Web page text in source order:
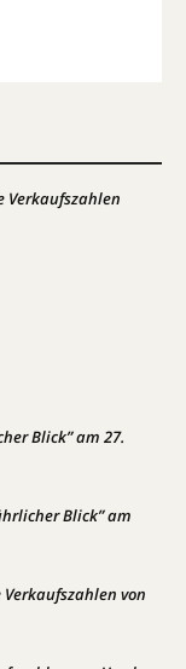
Verkaufszahlen
Blick” am 27.
Blick” am
von